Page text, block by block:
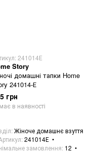
241014Е
Story
домашні тапки Home
241014-Е
грн
в наявності
Жіноче домашнє взуття
241014Е
замовлення 12